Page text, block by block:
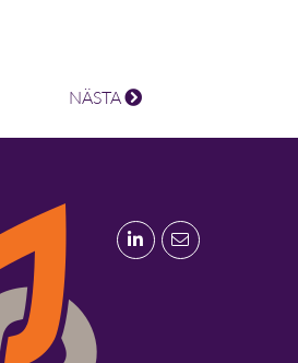
NÄSTA